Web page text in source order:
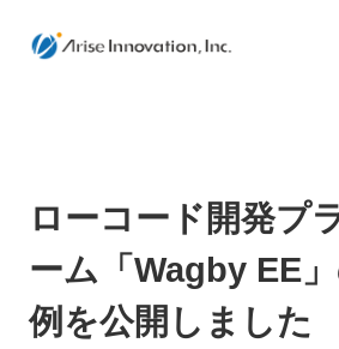
ローコード開発プ
ーム「Wagby EE
例を公開しました